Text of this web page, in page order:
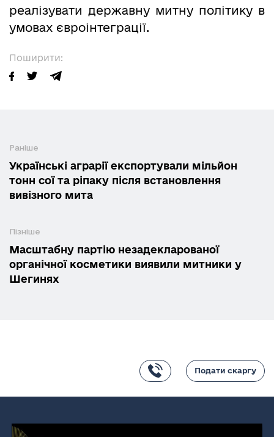
Поширити:
реалізувати державну митну політику в
умовах євроінтеграції.
Раніше
Українські аграрії експортували мільйон
тонн сої та ріпаку після встановлення
вивізного мита
Пізніше
Масштабну партію незадекларованої
органічної косметики виявили митники у
Шегинях
Подати скаргу